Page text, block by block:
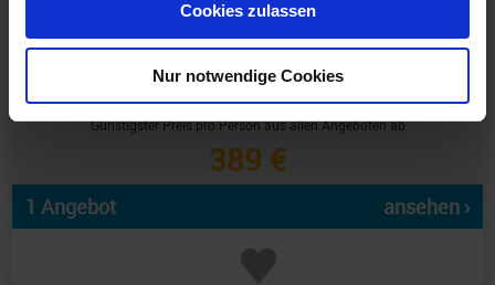
Cookies zulassen
Nur notwendige Cookies
Günstigster Preis pro Person aus allen Angeboten ab
389 €
1 Angebot ansehen ›